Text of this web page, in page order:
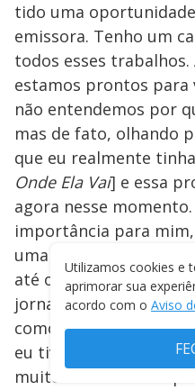
tido uma
emissora. Tenho um
todos esses trabalhos.
estamos prontos para
não entendemos por
mas de fato, olhando
que eu realmente
Onde Ela Vai] e essa
agora nesse momento.
importância para
uma diária e eu fiz
até o final, que não
jornalista. Ali fui
como funcionava o
eu tive fala apesar de
muito emblemático
Utilizamos cookies e
aprimorar sua
acordo com o Aviso